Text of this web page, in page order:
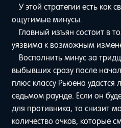
У этой стратегии есть как
ощутимые минусы.
Главный изъян состоит в
уязвима к возможным
Восполнить минус за
выбывших сразу после
плюс классу Рьюена
седьмом раунде. Если он
для противника, то снизит
количество очков, которые